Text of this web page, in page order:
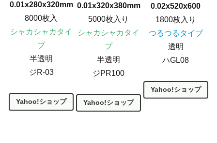
0.01x280x320mm
8000枚入
シャカシャカタイ
プ
半透明
ジR-03
Yahoo!ショップ
0.01x320x380mm
5000枚入り
シャカシャカタイ
プ
半透明
ジPR100
Yahoo!ショップ
0.02x520x600
1800枚入り
つるつるタイプ
透明
ハGL08
Yahoo!ショップ